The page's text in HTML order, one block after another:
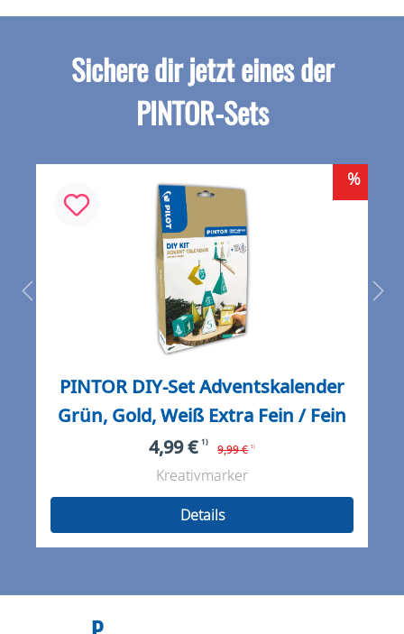
Sichere dir jetzt eines der
PINTOR-Sets
%
PINTOR DIY-Set Adventskalender
Grün, Gold, Weiß Extra Fein / Fein
4,99 € 1)
9,99 € 1)
Kreativmarker
Details